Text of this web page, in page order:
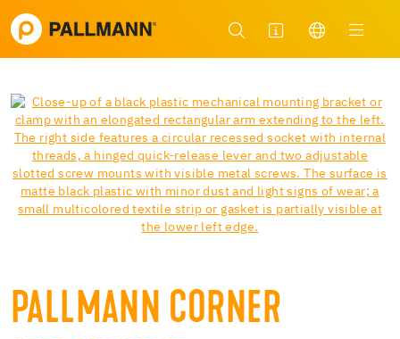
PALLMANN CORNER